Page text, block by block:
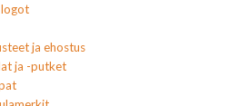
ja ehostus
ja -putket